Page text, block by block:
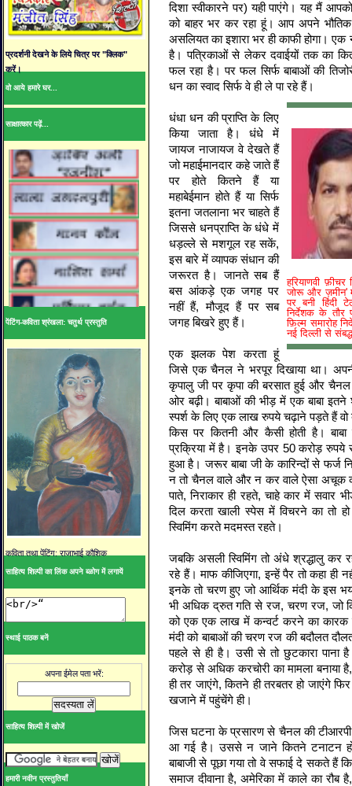
प्रदर्शनी देखने के लिये चित्र पर "क्लिक"
करें।
वो आये हमारे घर...
साक्षात्कार पढ़ें...
पेंटिंग-कविता श्रंखला: चतुर्थ प्रस्तुति
कविता तथा पेंटिंग: राजाभाई कौशिक
साहित्य शिल्पी का लिंक अपने ब्ळोग में लगायें
स्थाई पाठक बनें
अपना ईमेल पता भरें:
साहित्य शिल्पी में खोजें
हमारी नवीन प्रस्तुतियाँ
दिशा स्‍वीकारने पर) यही पाएंगे। यह मैं
को बाहर भर कर रहा हूं। आप अपने
असलियत का इशारा भर ही काफी होगा।
है। पत्रिकाओं से लेकर दवाईयों तक का
फल रहा है। पर फल सिर्फ बाबाओं की
धन का स्‍वाद सिर्फ वे ही ले पा रहे हैं।
हरियाणवी
जोरू और ज़मीन'
पर बनी हिंदी
निर्देशक के तौर
फ़िल्म समारोह
नई दिल्ली से
धंधा धन की प्राप्ति के लिए
किया जाता है। धंधे में
जायज नाजायज वे देखते हैं
जो महाईमानदार कहे जाते हैं
पर होते कितने हैं या
महाबेईमान होते हैं या सिर्फ
इतना जतलाना भर चाहते हैं
जिससे धनप्राप्ति के धंधे में
धड़ल्‍ले से मशगूल रह सकें,
इस बारे में व्‍यापक संधान की
जरूरत है। जानते सब हैं
बस आंकड़े एक जगह पर
नहीं हैं, मौजूद हैं पर सब
जगह बिखरे हुए हैं।
एक झलक पेश करता हूं
जिसे एक चैनल ने भरपूर दिखाया था।
कृपालु जी पर कृपा की बरसात हुई और
ओर बढ़ी। बाबाओं की भीड़ में एक बाबा
स्‍पर्श के लिए एक लाख रुपये चढ़ाने पड़ते हैं
किस पर कितनी और कैसी होती है। बाबा
प्रक्रिया में है। इनके उपर 50 करोड़ रुपये
हुआ है। जरूर बाबा जी के कारिन्‍दों से फर्ज
न तो चैनल वाले और न कर वाले ऐसा अचूक
पाते, निराकार ही रहते, चाहे कार में सवार
दिल करता खाली स्‍पेस में विचरने का तो
स्विमिंग करते मदमस्‍त रहते।
जबकि असली स्विमिंग तो अंधे श्रद्धालु कर
रहे हैं। माफ कीजिएगा, इन्‍हें पैर तो कहा ही
इनके तो चरण हुए जो आर्थिक मंदी के इस
भी अधिक द्रुत गति से रज, चरण रज, जो
को एक एक लाख में कन्‍वर्ट करने का कारक
मंदी को बाबाओं की चरण रज की बदौलत
पहले से ही है। उसी से तो छुटकारा पाना
करोड़ से अधिक करचोरी का मामला
ही तर जाएंगे, कितने ही तरबतर हो जाएंगे
खजाने में पहुंचेंगे ही।
जिस घटना के प्रसारण से चैनल की
आ गई है। उससे न जाने कितने टनाटन
बाबाजी से पूछा गया तो वे सफाई दे सकते हैं
समाज दीवाना है, अमेरिका में काले का रौब